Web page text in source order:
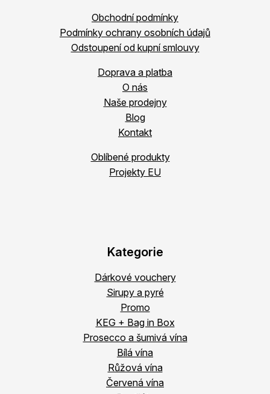
Obchodní podmínky
Podmínky ochrany osobních údajů
Odstoupení od kupní smlouvy
Doprava a platba
O nás
Naše prodejny
Blog
Kontakt
Oblíbené produkty
Projekty EU
Kategorie
Dárkové vouchery
Sirupy a pyré
Promo
KEG + Bag in Box
Prosecco a šumivá vína
Bílá vína
Růžová vína
Červená vína